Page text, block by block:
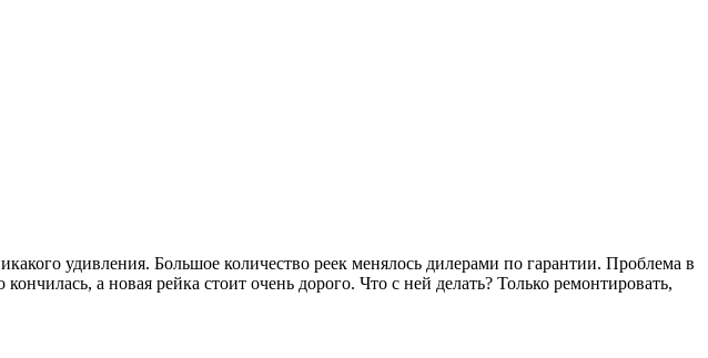
удивления. Большое количество реек менялось дилерами по гарантии. Проблема в
а новая рейка стоит очень дорого. Что с ней делать? Только ремонтировать,